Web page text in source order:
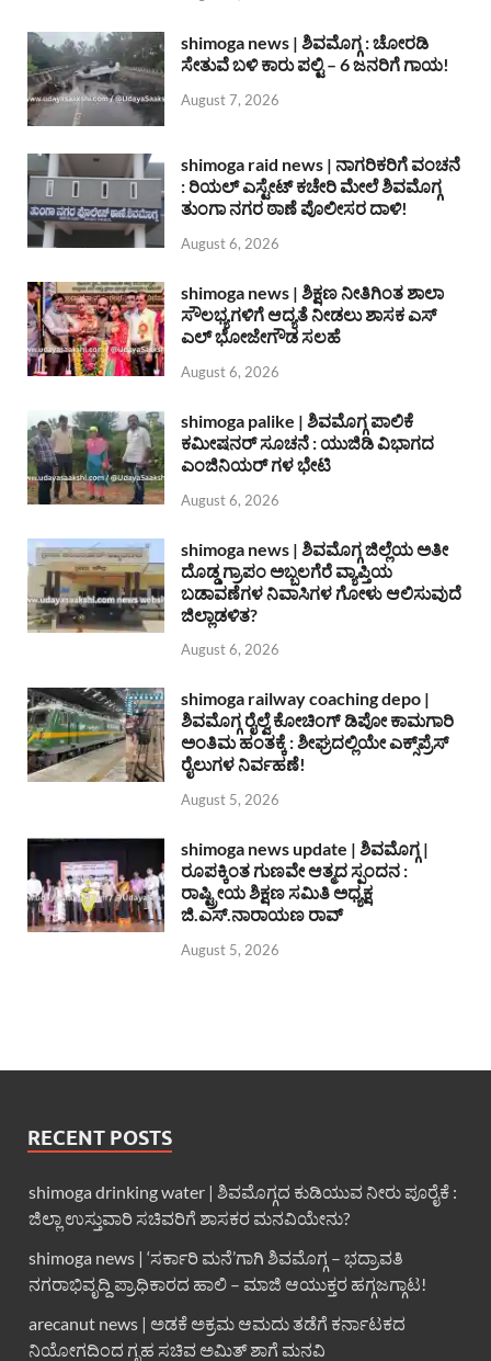
shimoga news | ಶಿವಮೊಗ್ಗ : ಚೋರಡಿ
ಸೇತುವೆ ಬಳಿ ಕಾರು ಪಲ್ಟಿ – 6 ಜನರಿಗೆ ಗಾಯ!
August 7, 2026
shimoga raid news | ನಾಗರಿಕರಿಗೆ ವಂಚನೆ
: ರಿಯಲ್ ಎಸ್ಟೇಟ್ ಕಚೇರಿ ಮೇಲೆ ಶಿವಮೊಗ್ಗ
ತುಂಗಾ ನಗರ ಠಾಣೆ ಪೊಲೀಸರ ದಾಳಿ!
August 6, 2026
shimoga news | ಶಿಕ್ಷಣ ನೀತಿಗಿಂತ ಶಾಲಾ
ಸೌಲಭ್ಯಗಳಿಗೆ ಆದ್ಯತೆ ನೀಡಲು ಶಾಸಕ ಎಸ್
ಎಲ್ ಭೋಜೇಗೌಡ ಸಲಹೆ
August 6, 2026
shimoga palike | ಶಿವಮೊಗ್ಗ ಪಾಲಿಕೆ
ಕಮೀಷನರ್ ಸೂಚನೆ : ಯುಜಿಡಿ ವಿಭಾಗದ
ಎಂಜಿನಿಯರ್ ಗಳ ಭೇಟಿ
August 6, 2026
shimoga news | ಶಿವಮೊಗ್ಗ ಜಿಲ್ಲೆಯ ಅತೀ
ದೊಡ್ಡ ಗ್ರಾಪಂ ಅಬ್ಬಲಗೆರೆ ವ್ಯಾಪ್ತಿಯ
ಬಡಾವಣೆಗಳ ನಿವಾಸಿಗಳ ಗೋಳು ಆಲಿಸುವುದೆ
ಜಿಲ್ಲಾಡಳಿತ?
August 6, 2026
shimoga railway coaching depo |
ಶಿವಮೊಗ್ಗ ರೈಲ್ವೆ ಕೋಚಿಂಗ್ ಡಿಪೋ ಕಾಮಗಾರಿ
ಅಂತಿಮ ಹಂತಕ್ಕೆ : ಶೀಘ್ರದಲ್ಲಿಯೇ ಎಕ್ಸ್‌ಪ್ರೆಸ್
ರೈಲುಗಳ ನಿರ್ವಹಣೆ!
August 5, 2026
shimoga news update | ಶಿವಮೊಗ್ಗ |
ರೂಪಕ್ಕಿಂತ ಗುಣವೇ ಆತ್ಮದ ಸ್ಪಂದನ :
ರಾಷ್ಟ್ರೀಯ ಶಿಕ್ಷಣ ಸಮಿತಿ ಅಧ್ಯಕ್ಷ
ಜಿ.ಎಸ್.ನಾರಾಯಣ ರಾವ್
August 5, 2026
RECENT POSTS
shimoga drinking water | ಶಿವಮೊಗ್ಗದ ಕುಡಿಯುವ ನೀರು ಪೂರೈಕೆ :
ಜಿಲ್ಲಾ ಉಸ್ತುವಾರಿ ಸಚಿವರಿಗೆ ಶಾಸಕರ ಮನವಿಯೇನು?
shimoga news | ‘ಸರ್ಕಾರಿ ಮನೆ’ಗಾಗಿ ಶಿವಮೊಗ್ಗ – ಭದ್ರಾವತಿ
ನಗರಾಭಿವೃದ್ದಿ ಪ್ರಾಧಿಕಾರದ ಹಾಲಿ – ಮಾಜಿ ಆಯುಕ್ತರ ಹಗ್ಗಜಗ್ಗಾಟ!
arecanut news | ಅಡಕೆ ಅಕ್ರಮ ಆಮದು ತಡೆಗೆ ಕರ್ನಾಟಕದ
ನಿಯೋಗದಿಂದ ಗೃಹ ಸಚಿವ ಅಮಿತ್ ಶಾಗೆ ಮನವಿ